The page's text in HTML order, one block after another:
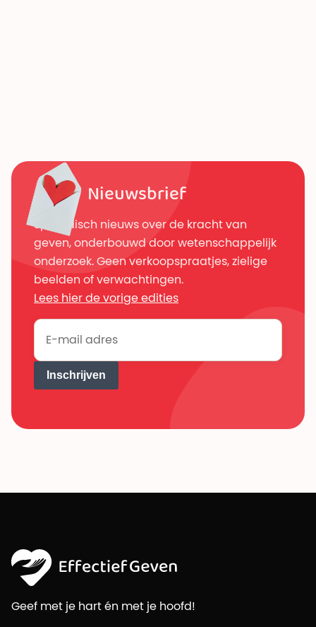
Nieuwsbrief
Sporadisch nieuws over de kracht van
geven, onderbouwd door wetenschappelijk
onderzoek. Geen verkoopspraatjes, zielige
beelden of verwachtingen.
Lees hier de vorige edities
Inschrijven
Geef met je hart én met je hoofd!